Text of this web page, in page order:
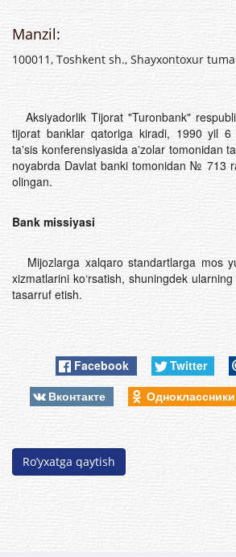
Manzil:
100011, Toshkent sh., Shayxontoxur
Aksiyadorlik Tijorat "Turonbank"
tijorat banklar qatoriga kiradi, 1990 yil 6
taʼsis konferensiyasida aʼzolar tomonidan
noyabrda Davlat banki tomonidan № 713
olingan.
Bank missiyasi
Mijozlarga xalqaro standartlarga mos
xizmatlarini ko‘rsatish, shuningdek
tasarruf etish.
Facebook Twitter
Вконтакте
Одноклассники
Ro’yxatga qaytish